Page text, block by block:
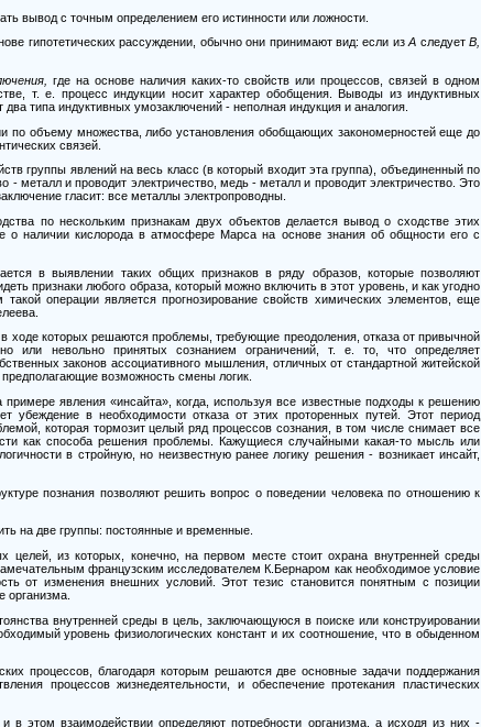
вывод с точным определением его истинности или ложности.
гипотетических рассуждении, обычно они принимают вид: если изА следуетВ,
где на основе наличия каких-то свойств или процессов, связей в одном
т. е. процесс индукции носит характер обобщения. Выводы из индуктивных
типа индуктивных умозаключений - неполная индукция и аналогия.
по объему множества, либо установления обобщающих закономерностей еще до
связей.
группы явлений на весь класс (в который входит эта группа), объединенный по
-металл и проводит электричество, медь-металл и проводит электричество. Это
гласит: все металлы электропроводны.
по нескольким признакам двух объектов делается вывод о сходстве этих
о наличии кислорода в атмосфере Марса на основе знания об общности его с
в выявлении таких общих признаков в ряду образов, которые позволяют
признаки любого образа, который можно включить в этот уровень, и как угодно
операции является прогнозирование свойств химических элементов, еще
в ходе которых решаются проблемы, требующие преодоления, отказа от привычной
или невольно принятых сознанием ограничений, т. е. то, что определяет
законов ассоциативного мышления, отличных от стандартной житейской
возможность смены логик.
явления «инсайта», когда, используя все известные подходы к решению
в необходимости отказа от этих проторенных путей. Этот период
которая тормозит целый ряд процессов сознания, в том числе снимает все
как способа решения проблемы. Кажущиеся случайными какая-то мысль или
в стройную, но неизвестную ранее логику решения- возникает инсайт,
познания позволяют решить вопрос о поведении человека по отношению к
на две группы: постоянные и временные.
из которых, конечно, на первом месте стоит охрана внутренней среды
французским исследователем К.Бернаром как необходимое условие
от изменения внешних условий. Этот тезис становится понятным с позиции
внутренней среды в цель, заключающуюся в поиске или конструировании
уровень физиологических констант и их соотношение, что в обыденном
процессов, благодаря которым решаются две основные задачи поддержания
процессов жизнедеятельности, и обеспечение протекания пластических
в этом взаимодействии определяют потребности организма, а исходя из них -